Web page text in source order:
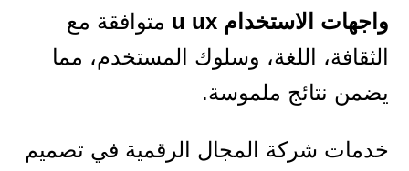
واجهات الاستخدام u ux
متوافقة مع
الثقافة، اللغة، وسلوك المستخدم، مما
يضمن نتائج ملموسة.
خدمات شركة المجال الرقمية في تصميم